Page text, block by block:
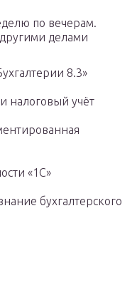
по вечерам.
делами
8.3»
налоговый учёт
«1С»
бухгалтерского